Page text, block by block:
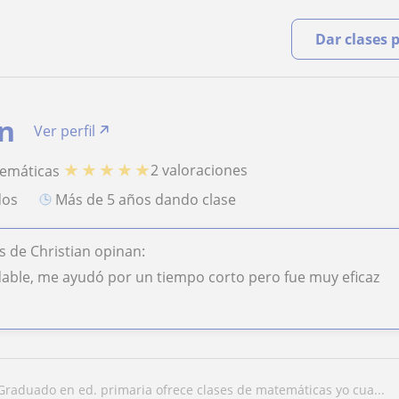
Dar clases
Ver perfil
★ ★ ★ ★ ★2 valoraciones
más de 5 años dando clase
de Christian opinan:
me ayudó por un tiempo corto pero fue muy eficaz
graduado en ed. primaria ofrece clases de matemáticas yo cua...